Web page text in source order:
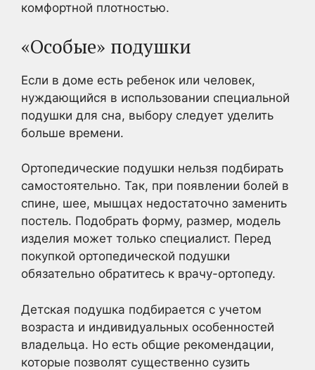
комфортной плотностью.
«Особые» подушки
Если в доме есть ребенок или человек,
нуждающийся в использовании специальной
подушки для сна, выбору следует уделить
больше времени.
Ортопедические подушки нельзя подбирать
самостоятельно. Так, при появлении болей в
спине, шее, мышцах недостаточно заменить
постель. Подобрать форму, размер, модель
изделия может только специалист. Перед
покупкой ортопедической подушки
обязательно обратитесь к врачу-ортопеду.
Детская подушка подбирается с учетом
возраста и индивидуальных особенностей
владельца. Но есть общие рекомендации,
которые позволят существенно сузить